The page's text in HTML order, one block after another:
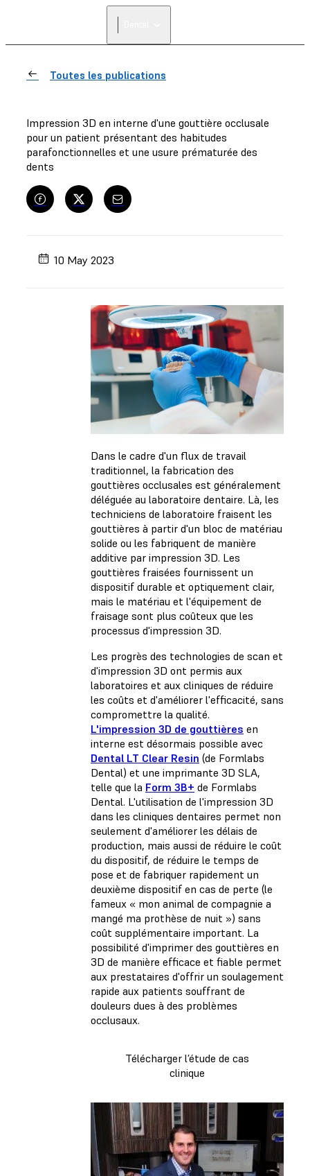
Toutes les publications
Impression 3D en interne d'une gouttière occlusale
pour un patient présentant des habitudes
parafonctionnelles et une usure prématurée des
dents
10 May 2023
Dans le cadre d'un flux de travail
traditionnel, la fabrication des
gouttières occlusales est généralement
déléguée au laboratoire dentaire. Là, les
techniciens de laboratoire fraisent les
gouttières à partir d'un bloc de matériau
solide ou les fabriquent de manière
additive par impression 3D. Les
gouttières fraisées fournissent un
dispositif durable et optiquement clair,
mais le matériau et l'équipement de
fraisage sont plus coûteux que les
processus d'impression 3D.
Les progrès des technologies de scan et
d'impression 3D ont permis aux
laboratoires et aux cliniques de réduire
les coûts et d'améliorer l'efficacité, sans
compromettre la qualité.
L'impression 3D de gouttières en
interne est désormais possible avec
Dental LT Clear Resin (de Formlabs
Dental) et une imprimante 3D SLA,
telle que la Form 3B+ de Formlabs
Dental. L'utilisation de l'impression 3D
dans les cliniques dentaires permet non
seulement d'améliorer les délais de
production, mais aussi de réduire le coût
du dispositif, de réduire le temps de
pose et de fabriquer rapidement un
deuxième dispositif en cas de perte (le
fameux « mon animal de compagnie a
mangé ma prothèse de nuit ») sans
coût supplémentaire important. La
possibilité d'imprimer des gouttières en
3D de manière efficace et fiable permet
aux prestataires d'offrir un soulagement
rapide aux patients souffrant de
douleurs dues à des problèmes
occlusaux.
Télécharger l’étude de cas
clinique